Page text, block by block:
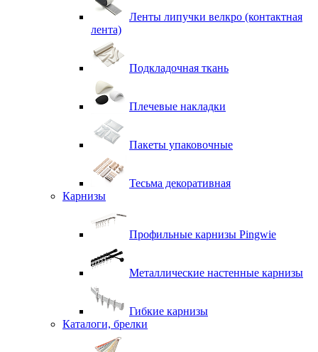
Ленты липучки велкро (контактная
лента)
Подкладочная ткань
Плечевые накладки
Пакеты упаковочные
Тесьма декоративная
Карнизы
Профильные карнизы Pingwie
Металлические настенные карнизы
Гибкие карнизы
Каталоги, брелки